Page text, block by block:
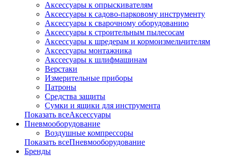
Аксессуары к опрыскивателям
Аксессуары к садово-парковому инструменту
Аксессуары к сварочному оборудованию
Аксессуары к строительным пылесосам
Аксессуары к шредерам и кормоизмельчителям
Аксессуары монтажника
Акссесуары к шлифмашинам
Верстаки
Измерительные приборы
Патроны
Средства защиты
Сумки и ящики для инструмента
Показать всеАксессуары
Пневмооборудование
Воздушные компрессоры
Показать всеПневмооборудование
Бренды